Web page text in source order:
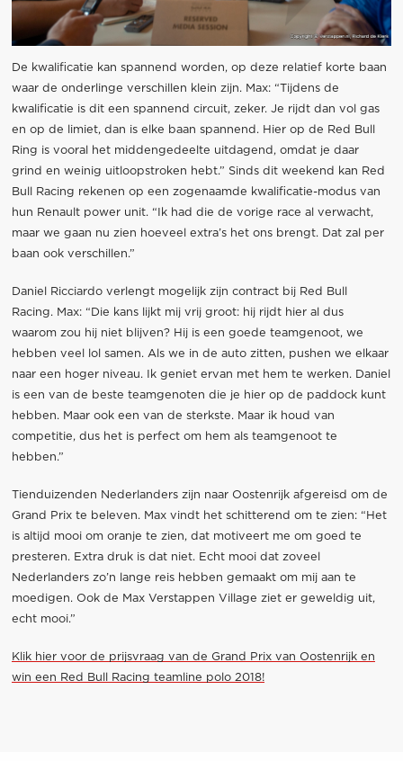
De kwalificatie kan spannend worden, op deze relatief korte baan
waar de onderlinge verschillen klein zijn. Max: “Tijdens de
kwalificatie is dit een spannend circuit, zeker. Je rijdt dan vol gas
en op de limiet, dan is elke baan spannend. Hier op de Red Bull
Ring is vooral het middengedeelte uitdagend, omdat je daar
grind en weinig uitloopstroken hebt.” Sinds dit weekend kan Red
Bull Racing rekenen op een zogenaamde kwalificatie-modus van
hun Renault power unit. “Ik had die de vorige race al verwacht,
maar we gaan nu zien hoeveel extra’s het ons brengt. Dat zal per
baan ook verschillen.”
Daniel Ricciardo verlengt mogelijk zijn contract bij Red Bull
Racing. Max: “Die kans lijkt mij vrij groot: hij rijdt hier al dus
waarom zou hij niet blijven? Hij is een goede teamgenoot, we
hebben veel lol samen. Als we in de auto zitten, pushen we elkaar
naar een hoger niveau. Ik geniet ervan met hem te werken. Daniel
is een van de beste teamgenoten die je hier op de paddock kunt
hebben. Maar ook een van de sterkste. Maar ik houd van
competitie, dus het is perfect om hem als teamgenoot te
hebben.”
Tienduizenden Nederlanders zijn naar Oostenrijk afgereisd om de
Grand Prix te beleven. Max vindt het schitterend om te zien: “Het
is altijd mooi om oranje te zien, dat motiveert me om goed te
presteren. Extra druk is dat niet. Echt mooi dat zoveel
Nederlanders zo’n lange reis hebben gemaakt om mij aan te
moedigen. Ook de Max Verstappen Village ziet er geweldig uit,
echt mooi.”
Klik hier voor de prijsvraag van de Grand Prix van Oostenrijk en
win een Red Bull Racing teamline polo 2018!